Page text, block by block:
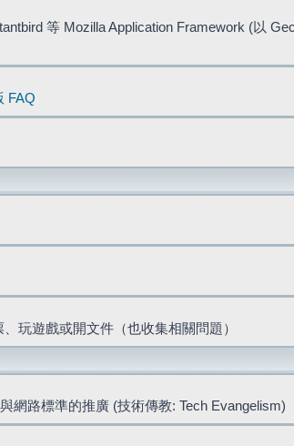
等 Mozilla Application Framework (以
FAQ
玩遊戲或開文件（也收集相關問題）
網路標準的推廣 (技術傳教: Tech Evangelism)